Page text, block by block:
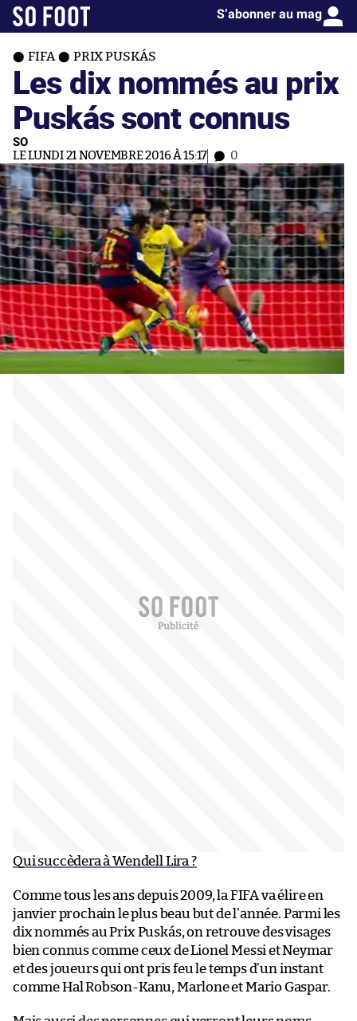
S’abonner au mag
FIFA PRIX PUSKÁS
Les dix nommés au prix
Puskás sont connus
SO
LE LUNDI 21 NOVEMBRE 2016 À 15:17 0
Qui succèdera à Wendell Lira ?
Comme tous les ans depuis 2009, la FIFA va élire en
janvier prochain le plus beau but de l’année. Parmi les
dix nommés au Prix Puskás, on retrouve des visages
bien connus comme ceux de Lionel Messi et Neymar
et des joueurs qui ont pris feu le temps d’un instant
comme Hal Robson-Kanu, Marlone et Mario Gaspar.